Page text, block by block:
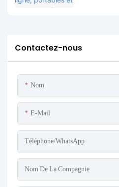
Contactez-nous
Nom
E-Mail
Téléphone/WhatsApp
Nom De La Compagnie